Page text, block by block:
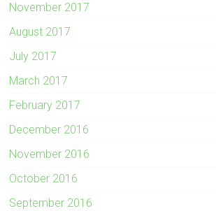
November 2017
August 2017
July 2017
March 2017
February 2017
December 2016
November 2016
October 2016
September 2016